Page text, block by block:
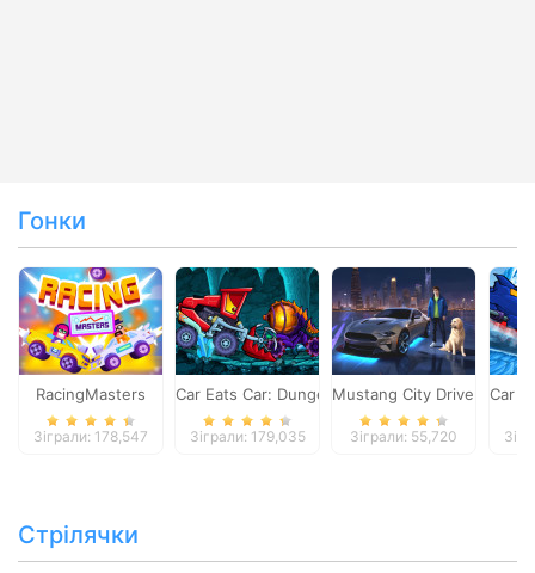
Гонки
RacingMasters
Зіграли: 178,547
Car Eats Car: Dungeon Adventure
Зіграли: 179,035
Mustang City Driver
Зіграли: 55,720
Car
Стрілячки